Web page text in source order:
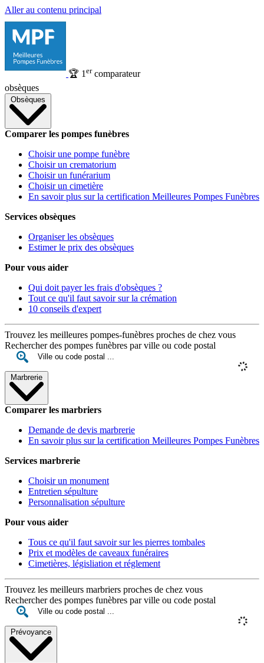
Aller au contenu principal
🏆 1 ercomparateur
obsèques
Obsèques
Comparer les pompes funèbres
Choisir une pompe funèbre
Choisir un crematorium
Choisir un funérarium
Choisir un cimetière
En savoir plus sur la certification Meilleures Pompes Funèbres
Services obsèques
Organiser les obsèques
Estimer le prix des obsèques
Pour vous aider
Qui doit payer les frais d'obsèques ?
Tout ce qu'il faut savoir sur la crémation
10 conseils d'expert
Trouvez les meilleures pompes-funèbres proches de chez vous
Rechercher des pompes funèbres par ville ou code postal
Marbrerie
Comparer les marbriers
Demande de devis marbrerie
En savoir plus sur la certification Meilleures Pompes Funèbres
Services marbrerie
Choisir un monument
Entretien sépulture
Personnalisation sépulture
Pour vous aider
Tous ce qu'il faut savoir sur les pierres tombales
Prix et modèles de caveaux funéraires
Cimetières, législiation et réglement
Trouvez les meilleurs marbriers proches de chez vous
Rechercher des pompes funèbres par ville ou code postal
Prévoyance